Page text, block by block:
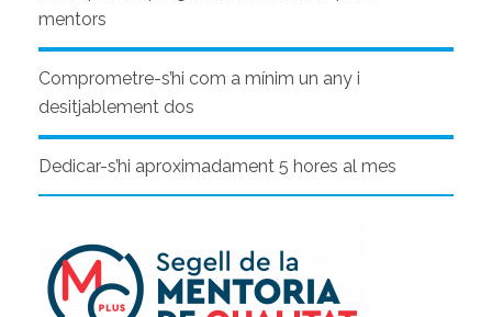
mentors
Comprometre-s’hi com a mínim un any i
desitjablement dos
Dedicar-s’hi aproximadament 5 hores al mes